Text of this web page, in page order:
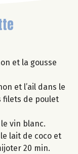
et la gousse
et l’ail dans le
filets de poulet
vin blanc.
lait de coco et
20 min.